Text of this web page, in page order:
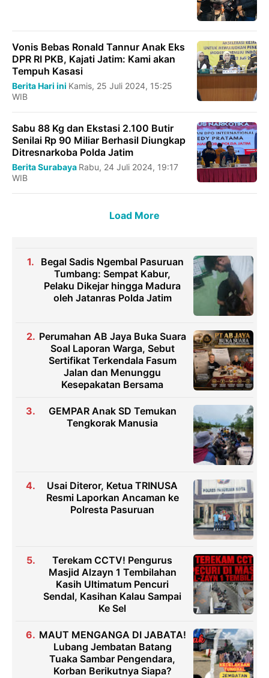
Vonis Bebas Ronald Tannur Anak Eks
DPR RI PKB, Kajati Jatim: Kami akan
Tempuh Kasasi
Berita Hari ini Kamis, 25 Juli 2024, 15:25
WIB
Sabu 88 Kg dan Ekstasi 2.100 Butir
Senilai Rp 90 Miliar Berhasil Diungkap
Ditresnarkoba Polda Jatim
Berita Surabaya Rabu, 24 Juli 2024, 19:17
WIB
Load More
Begal Sadis Ngembal Pasuruan
Tumbang: Sempat Kabur,
Pelaku Dikejar hingga Madura
oleh Jatanras Polda Jatim
Perumahan AB Jaya Buka Suara
Soal Laporan Warga, Sebut
Sertifikat Terkendala Fasum
Jalan dan Menunggu
Kesepakatan Bersama
GEMPAR Anak SD Temukan
Tengkorak Manusia
Usai Diteror, Ketua TRINUSA
Resmi Laporkan Ancaman ke
Polresta Pasuruan
Terekam CCTV! Pengurus
Masjid Alzayn 1 Tembilahan
Kasih Ultimatum Pencuri
Sendal, Kasihan Kalau Sampai
Ke Sel
MAUT MENGANGA DI JABATA!
Lubang Jembatan Batang
Tuaka Sambar Pengendara,
Korban Berikutnya Siapa?